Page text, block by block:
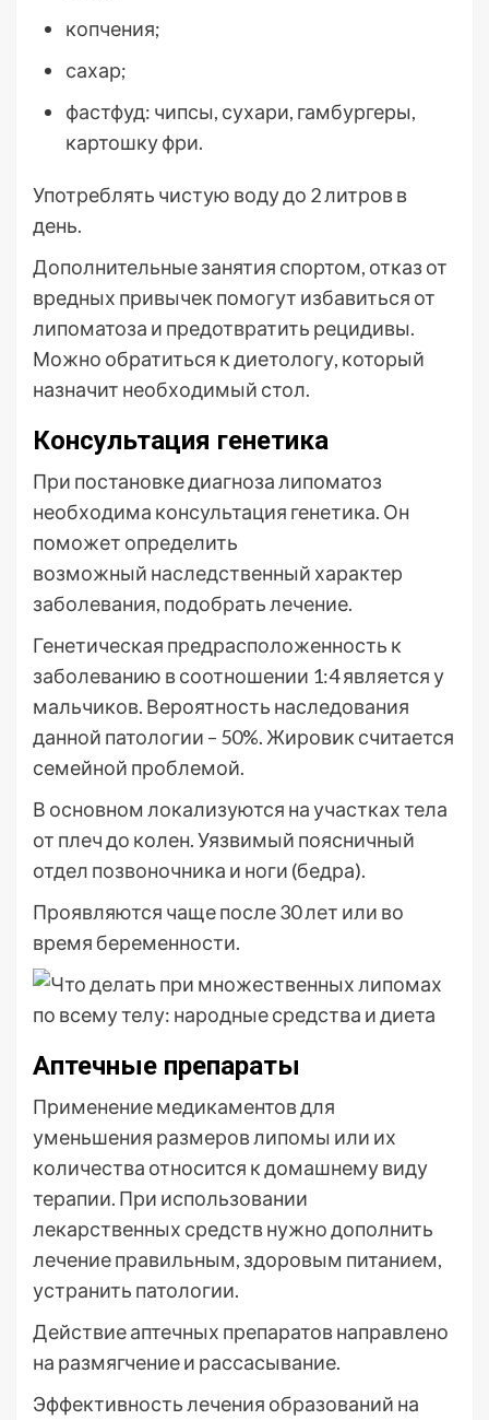
копчения;
сахар;
фастфуд: чипсы, сухари, гамбургеры,
картошку фри.
Употреблять чистую воду до 2 литров в
день.
Дополнительные занятия спортом, отказ от
вредных привычек помогут избавиться от
липоматоза и предотвратить рецидивы.
Можно обратиться к диетологу, который
назначит необходимый стол.
Консультация генетика
При постановке диагноза липоматоз
необходима консультация генетика. Он
поможет определить
возможный наследственный характер
заболевания, подобрать лечение.
Генетическая предрасположенность к
заболеванию в соотношении 1:4 является у
мальчиков. Вероятность наследования
данной патологии – 50%. Жировик считается
семейной проблемой.
В основном локализуются на участках тела
от плеч до колен. Уязвимый поясничный
отдел позвоночника и ноги (бедра).
Проявляются чаще после 30 лет или во
время беременности.
Аптечные препараты
Применение медикаментов для
уменьшения размеров липомы или их
количества относится к домашнему виду
терапии. При использовании
лекарственных средств нужно дополнить
лечение правильным, здоровым питанием,
устранить патологии.
Действие аптечных препаратов направлено
на размягчение и рассасывание.
Эффективность лечения образований на